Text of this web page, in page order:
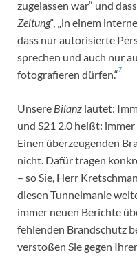
zugelassen war“ und
Zeitung“, „in einem
dass nur autorisierte
sprechen und auch nur
fotografieren dürfen.“7
Unsere Bilanz lautet:
und S21 2.0 heißt:
Einen überzeugenden
nicht. Dafür tragen
– so Sie, Herr
diesen Tunnelmanie
immer neuen Berichte
fehlenden Brandschutz
verstoßen Sie gegen